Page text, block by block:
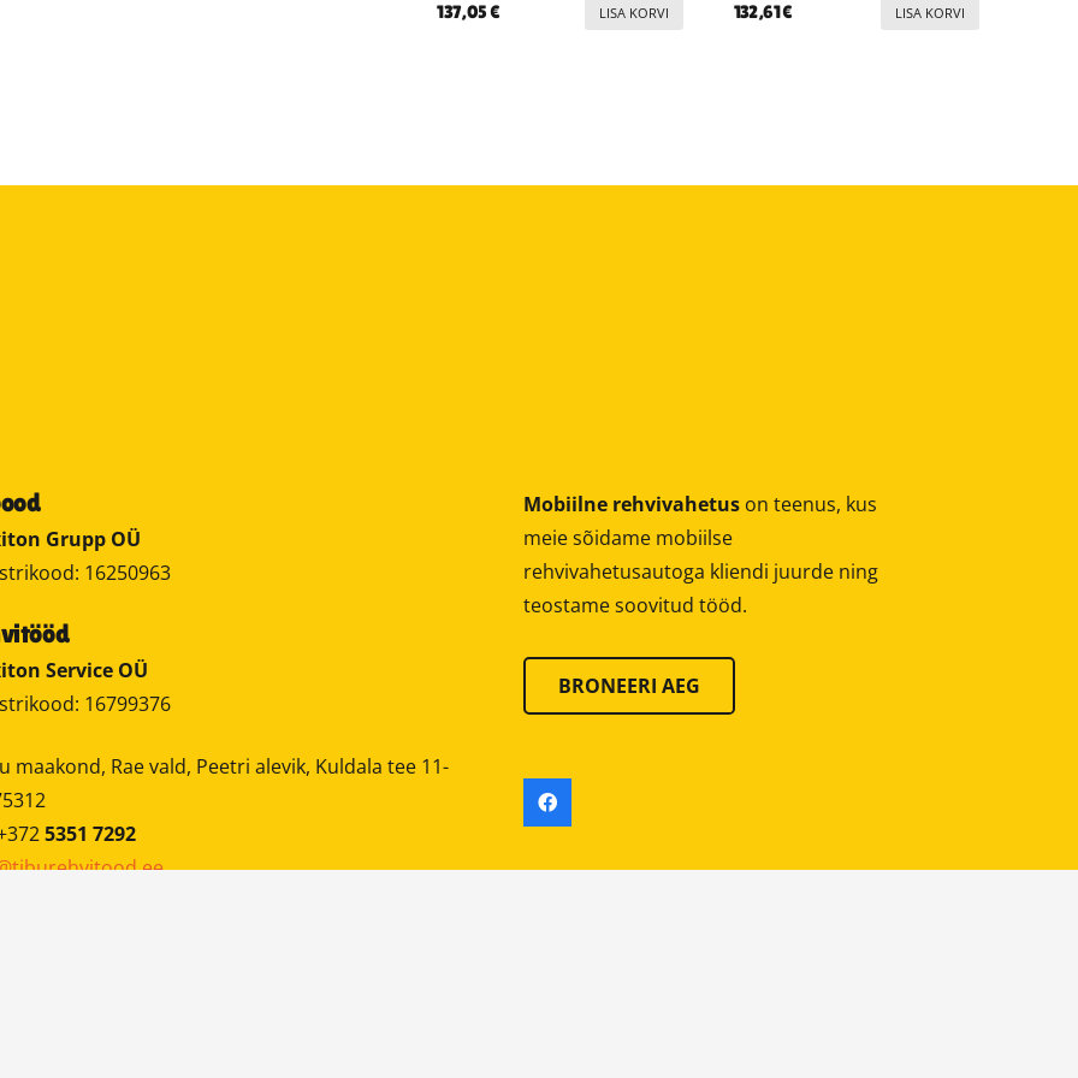
137,05€ LISA KORVI 132,61€ LISA KORVI
Grupp OÜ
16250963
Service OÜ
16799376
maakond, Rae vald, Peetri alevik, Kuldala tee 11-
5351 7292
Mobiilne rehvivahetus on teenus, kus
meie sõidame mobiilse
rehvivahetusautoga kliendi juurde ning
teostame soovitud tööd.
BRONEERI AEG